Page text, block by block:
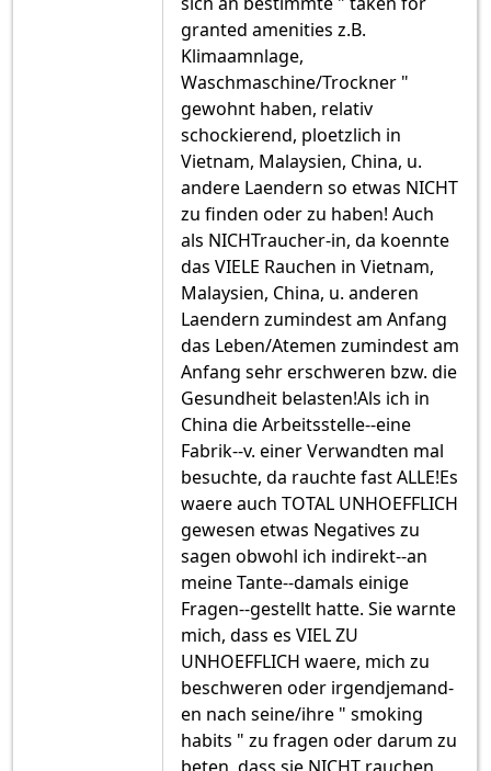
granted amenities z.B.
Klimaamnlage,
Waschmaschine/Trockner "
gewohnt haben, relativ
schockierend, ploetzlich in
Vietnam, Malaysien, China, u.
andere Laendern so etwas NICHT
zu finden oder zu haben! Auch
als NICHTraucher-in, da koennte
das VIELE Rauchen in Vietnam,
Malaysien, China, u. anderen
Laendern zumindest am Anfang
das Leben/Atemen zumindest am
Anfang sehr erschweren bzw. die
Gesundheit belasten!Als ich in
China die Arbeitsstelle--eine
Fabrik--v. einer Verwandten mal
besuchte, da rauchte fast ALLE!Es
waere auch TOTAL UNHOEFFLICH
gewesen etwas Negatives zu
sagen obwohl ich indirekt--an
meine Tante--damals einige
Fragen--gestellt hatte. Sie warnte
mich, dass es VIEL ZU
UNHOEFFLICH waere, mich zu
beschweren oder irgendjemand-
en nach seine/ihre " smoking
habits " zu fragen oder darum zu